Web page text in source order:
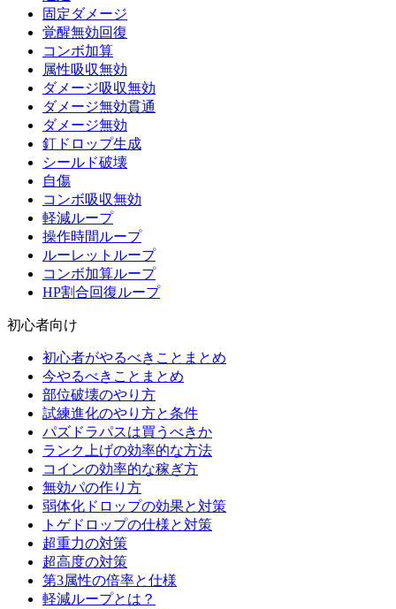
固定ダメージ
覚醒無効回復
コンボ加算
属性吸収無効
ダメージ吸収無効
ダメージ無効貫通
ダメージ無効
釘ドロップ生成
シールド破壊
自傷
コンボ吸収無効
軽減ループ
操作時間ループ
ルーレットループ
コンボ加算ループ
HP割合回復ループ
初心者向け
初心者がやるべきことまとめ
今やるべきことまとめ
部位破壊のやり方
試練進化のやり方と条件
パズドラパスは買うべきか
ランク上げの効率的な方法
コインの効率的な稼ぎ方
無効パの作り方
弱体化ドロップの効果と対策
トゲドロップの仕様と対策
超重力の対策
超高度の対策
第3属性の倍率と仕様
軽減ループとは？